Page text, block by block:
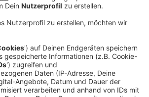
nach das Rad der Zeit
Viele Dorfbewohner schieben
Reich der Fabeln. Doch als die
plündern und niederbrennen,
Gefahr. Rand al’Thor entgeht nur
ihm eine der Magierinnen von Aes
Pike), zu Hilfe eilt. Doch die